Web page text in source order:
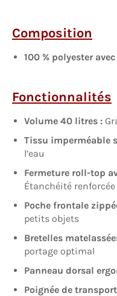
Composition
100 % polyester
Fonctionnalités
Volume 40 litres :
Tissu imperméable
l’eau
Fermeture roll-top
Étanchéité renforcée
Poche frontale
petits objets
Bretelles
portage optimal
Panneau dorsal
Poignée de